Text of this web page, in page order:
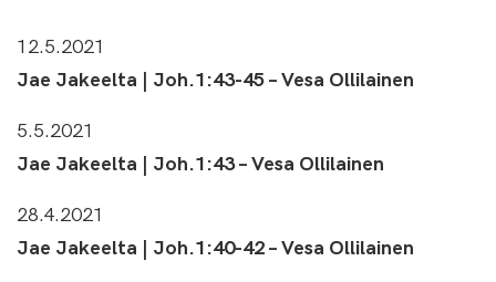
12.5.2021
Jae Jakeelta | Joh.1:43-45 – Vesa Ollilainen
5.5.2021
Jae Jakeelta | Joh.1:43 – Vesa Ollilainen
28.4.2021
Jae Jakeelta | Joh.1:40-42 – Vesa Ollilainen